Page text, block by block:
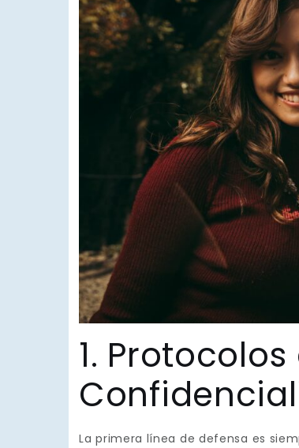
1.
La primera línea de defensa es